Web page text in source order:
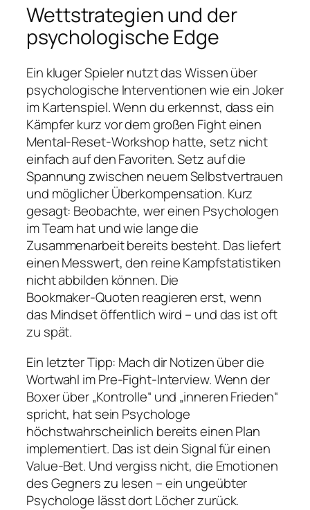
Wettstrategien und der
psychologische Edge
Ein kluger Spieler nutzt das Wissen über
psychologische Interventionen wie ein Joker
im Kartenspiel. Wenn du erkennst, dass ein
Kämpfer kurz vor dem großen Fight einen
Mental‑Reset‑Workshop hatte, setz nicht
einfach auf den Favoriten. Setz auf die
Spannung zwischen neuem Selbstvertrauen
und möglicher Überkompensation. Kurz
gesagt: Beobachte, wer einen Psychologen
im Team hat und wie lange die
Zusammenarbeit bereits besteht. Das liefert
einen Messwert, den reine Kampfstatistiken
nicht abbilden können. Die
Bookmaker‑Quoten reagieren erst, wenn
das Mindset öffentlich wird – und das ist oft
zu spät.
Ein letzter Tipp: Mach dir Notizen über die
Wortwahl im Pre‑Fight‑Interview. Wenn der
Boxer über „Kontrolle“ und „inneren Frieden“
spricht, hat sein Psychologe
höchstwahrscheinlich bereits einen Plan
implementiert. Das ist dein Signal für einen
Value‑Bet. Und vergiss nicht, die Emotionen
des Gegners zu lesen – ein ungeübter
Psychologe lässt dort Löcher zurück.